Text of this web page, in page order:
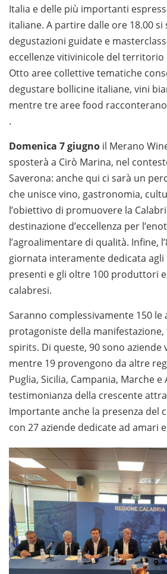
Italia e delle più importanti
italiane. A partire dalle ore 18.00
degustazioni guidate e
eccellenze vitivinicole del territorio
Otto aree collettive tematiche
degustare bollicine italiane, vini
mentre tre aree food
.
Domenica 7 giugno il Merano
sposterà a Cirò Marina, nel
Saverona: anche qui ci sarà un
che unisce vino, gastronomia,
l’obiettivo di promuovere la
destinazione d’eccellenza per
l’agroalimentare di qualità. Infine,
giornata interamente dedicata
presenti e gli oltre 100 produttori
calabresi.
Saranno complessivamente 150 le
protagoniste della
spirits. Di queste, 90 sono aziende
mentre 19 provengono da altre
Puglia, Sicilia, Campania, Marche e
testimonianza della crescente
Importante anche la presenza del
con 27 aziende dedicate ad amari